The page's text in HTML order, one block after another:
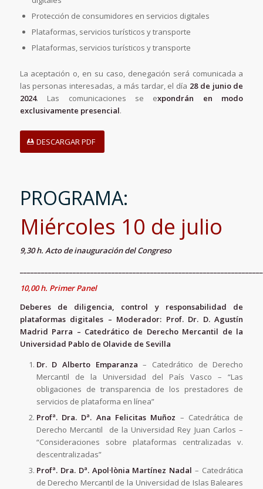
Protección de consumidores en servicios digitales
Plataformas, servicios turísticos y transporte
Plataformas, servicios turísticos y transporte
La aceptación o, en su caso, denegación será comunicada a
las personas interesadas, a más tardar, el día 28 de junio de
2024. Las comunicaciones se expondrán en modo
exclusivamente presencial.
DESCARGAR PDF
PROGRAMA:
Miércoles 10 de julio
9,30 h. Acto de inauguración del Congreso
10,00 h. Primer Panel
Deberes de diligencia, control y responsabilidad de
plataformas digitales – Moderador: Prof. Dr. D. Agustín
Madrid Parra – Catedrático de Derecho Mercantil de la
Universidad Pablo de Olavide de Sevilla
Dr. D Alberto Emparanza – Catedrático de Derecho
Mercantil de la Universidad del País Vasco – “Las
obligaciones de transparencia de los prestadores de
servicios de plataforma en línea”
Profª. Dra. Dª. Ana Felicitas Muñoz – Catedrática de
Derecho Mercantil de la Universidad Rey Juan Carlos –
“Consideraciones sobre plataformas centralizadas v.
descentralizadas”
Profª. Dra. Dª. Apol·lònia Martínez Nadal – Catedrática
de Derecho Mercantil de la Universidad de Islas Baleares